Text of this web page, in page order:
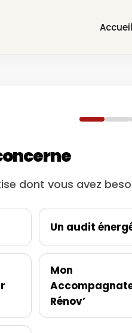
Accueil
dont vous avez
Un audit
Mon
Rénov’